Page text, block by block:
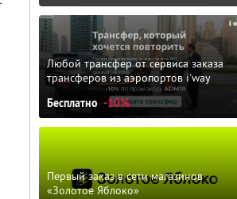
Любой трансфер от сервиса заказа
трансферов из аэропортов i'way
Бесплатно -10%
Первый заказ в сети магазинов
«Золотое Яблоко»